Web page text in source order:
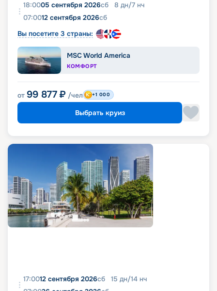
18:0005 сентября 2026сб 8 дн/7 нч
07:0012 сентября 2026сб
Вы посетите 3 страны:
MSC World America
КОМФОРТ
от 99 877 ₽ /чел +1 000
Выбрать круиз
17:0012 сентября 2026сб 15 дн/14 нч